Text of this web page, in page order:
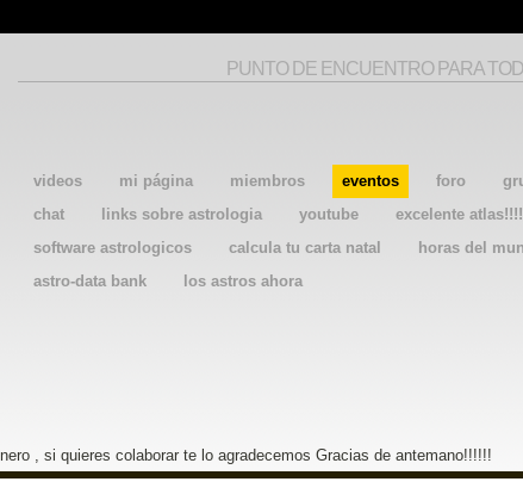
videos mi página miembros eventos foro
chat
links sobre astrologia youtube excelente atlas!!!!
software astrologicos
calcula tu carta natal horas del
astro-data bank
los astros ahora
PUNTO DE ENCUENTRO PARA
, si quieres colaborar te lo agradecemos Gracias de antemano!!!!!!